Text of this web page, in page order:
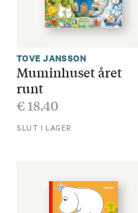
TOVE JANSSON
Muminhuset året
runt
€18.40
SLUT I LAGER